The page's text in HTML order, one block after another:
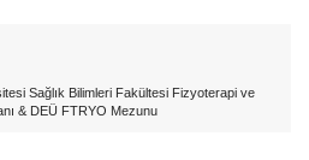
Sağlık Bilimleri Fakültesi Fizyoterapi ve
& DEÜ FTRYO Mezunu